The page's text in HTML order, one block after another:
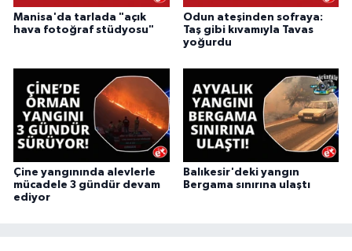
Manisa'da tarlada "açık
hava fotoğraf stüdyosu"
Odun ateşinden sofraya:
Taş gibi kıvamıyla Tavas
yoğurdu
Çine yangınında alevlerle
mücadele 3 gündür devam
ediyor
Balıkesir'deki yangın
Bergama sınırına ulaştı